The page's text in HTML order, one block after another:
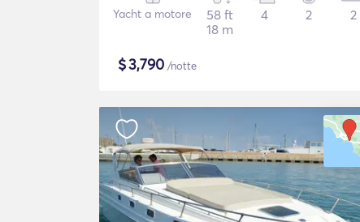
Yacht a motore
58 ft
18 m
4 2 2
$3,790 /notte